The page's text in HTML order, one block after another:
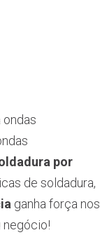
por
de soldadura,
ganha força nos
negócio!